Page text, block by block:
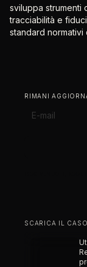
sviluppa strumenti
tracciabilità e
standard normativi
RIMANI
SCARICA IL